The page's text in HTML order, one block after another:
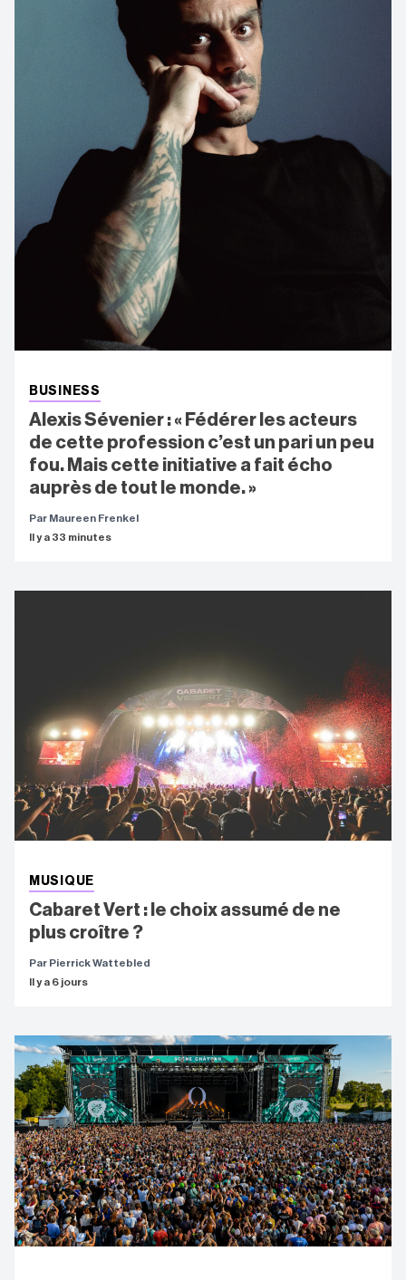
BUSINESS
Alexis Sévenier : « Fédérer les acteurs
de cette profession c’est un pari un peu
fou. Mais cette initiative a fait écho
auprès de tout le monde. »
Par Maureen Frenkel
Il y a 33 minutes
MUSIQUE
Cabaret Vert : le choix assumé de ne
plus croître ?
Par Pierrick Wattebled
Il y a 6 jours